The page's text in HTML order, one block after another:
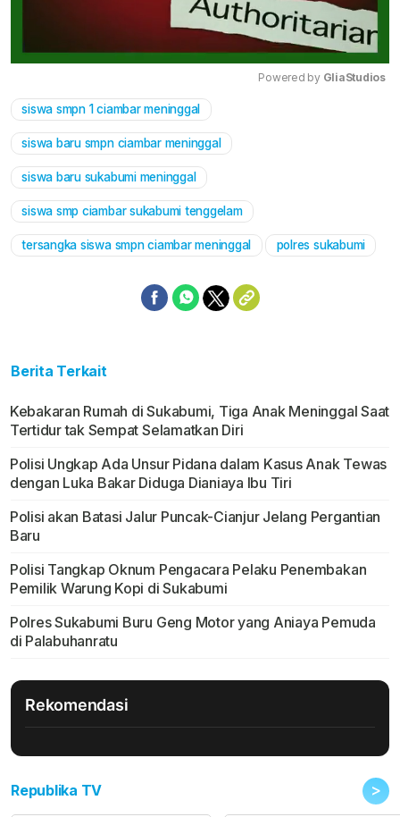
Powered by GliaStudios
siswa smpn 1 ciambar meninggal
siswa baru smpn ciambar meninggal
siswa baru sukabumi meninggal
siswa smp ciambar sukabumi tenggelam
tersangka siswa smpn ciambar meninggal polres sukabumi
Berita Terkait
Kebakaran Rumah di Sukabumi, Tiga Anak Meninggal Saat
Tertidur tak Sempat Selamatkan Diri
Polisi Ungkap Ada Unsur Pidana dalam Kasus Anak Tewas
dengan Luka Bakar Diduga Dianiaya Ibu Tiri
Polisi akan Batasi Jalur Puncak-Cianjur Jelang Pergantian
Baru
Polisi Tangkap Oknum Pengacara Pelaku Penembakan
Pemilik Warung Kopi di Sukabumi
Polres Sukabumi Buru Geng Motor yang Aniaya Pemuda
di Palabuhanratu
Rekomendasi
Republika TV >